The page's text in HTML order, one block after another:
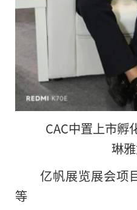
CAC中置上市孵
琳
亿帆展览展会项
等